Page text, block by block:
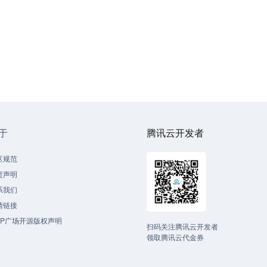
规范
声明
我们
链接
广场开源版权声明
腾讯云开发者
扫码关注腾讯云开发者
领取腾讯云代金券